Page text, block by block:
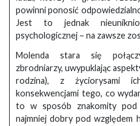
powinni ponosić
Jest to jednak
psychologicznej – na zawsze
Molenda stara się
zbrodniarzy, uwypuklając
rodzina), z życiorysami
konsekwencjami tego, co
to w sposób znakomity pod
najmniej dobry pod względem